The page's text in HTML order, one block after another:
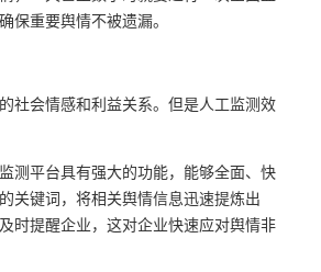
保重要舆情不被遗漏。
社会情感和利益关系。但是人工监测效
测平台具有强大的功能，能够全面、快
关键词，将相关舆情信息迅速提炼出
时提醒企业，这对企业快速应对舆情非